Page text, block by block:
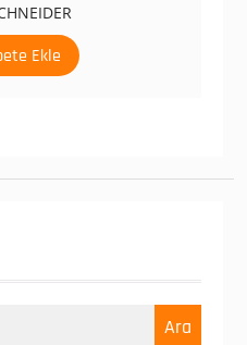
fiyat:
₺ 616,00.
Ekle
Ara